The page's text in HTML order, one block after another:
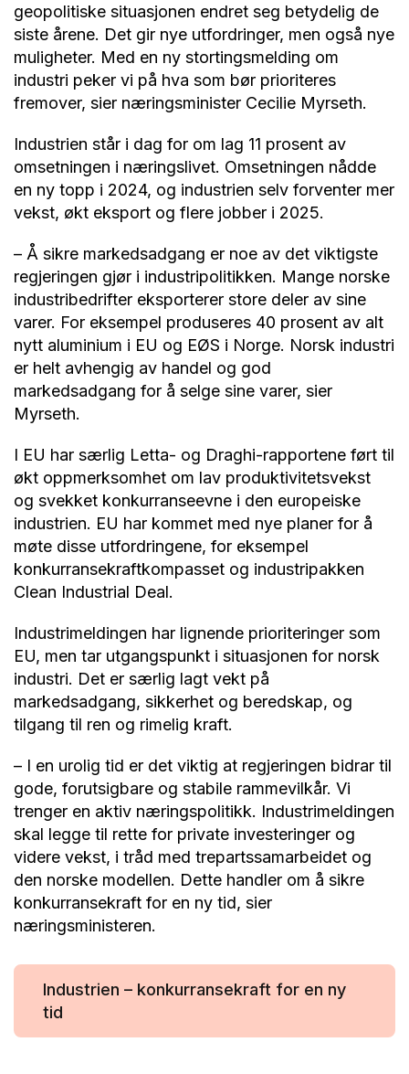
geopolitiske situasjonen endret seg betydelig de
siste årene. Det gir nye utfordringer, men også nye
muligheter. Med en ny stortingsmelding om
industri peker vi på hva som bør prioriteres
fremover, sier næringsminister Cecilie Myrseth.
Industrien står i dag for om lag 11 prosent av
omsetningen i næringslivet. Omsetningen nådde
en ny topp i 2024, og industrien selv forventer mer
vekst, økt eksport og flere jobber i 2025.
– Å sikre markedsadgang er noe av det viktigste
regjeringen gjør i industripolitikken. Mange norske
industribedrifter eksporterer store deler av sine
varer. For eksempel produseres 40 prosent av alt
nytt aluminium i EU og EØS i Norge. Norsk industri
er helt avhengig av handel og god
markedsadgang for å selge sine varer, sier
Myrseth.
I EU har særlig Letta- og Draghi-rapportene ført til
økt oppmerksomhet om lav produktivitetsvekst
og svekket konkurranseevne i den europeiske
industrien. EU har kommet med nye planer for å
møte disse utfordringene, for eksempel
konkurransekraftkompasset og industripakken
Clean Industrial Deal.
Industrimeldingen har lignende prioriteringer som
EU, men tar utgangspunkt i situasjonen for norsk
industri. Det er særlig lagt vekt på
markedsadgang, sikkerhet og beredskap, og
tilgang til ren og rimelig kraft.
– I en urolig tid er det viktig at regjeringen bidrar til
gode, forutsigbare og stabile rammevilkår. Vi
trenger en aktiv næringspolitikk. Industrimeldingen
skal legge til rette for private investeringer og
videre vekst, i tråd med trepartssamarbeidet og
den norske modellen. Dette handler om å sikre
konkurransekraft for en ny tid, sier
næringsministeren.
Industrien – konkurransekraft for en ny
tid